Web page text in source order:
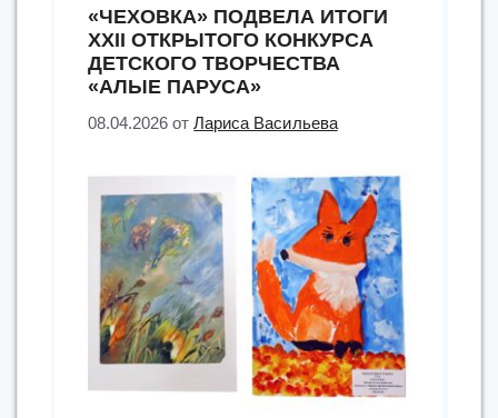
«ЧЕХОВКА» ПОДВЕЛА ИТОГИ
XXII ОТКРЫТОГО КОНКУРСА
ДЕТСКОГО ТВОРЧЕСТВА
«АЛЫЕ ПАРУСА»
08.04.2026 отЛариса Васильева